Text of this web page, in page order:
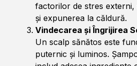
factorilor de stres
și expunerea la căldură.
Vindecarea și Îngrijirea
Un scalp sănătos este
puternic și luminos.